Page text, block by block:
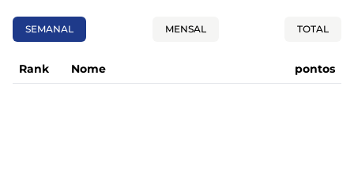
SEMANAL MENSAL TOTAL
Rank Nome pontos